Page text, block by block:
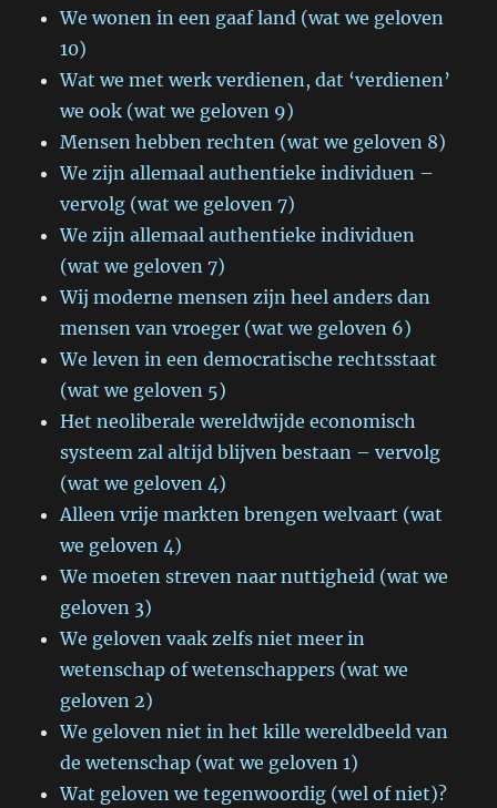
We wonen in een gaaf land (wat we geloven
10)
Wat we met werk verdienen, dat ‘verdienen’
we ook (wat we geloven 9)
Mensen hebben rechten (wat we geloven 8)
We zijn allemaal authentieke individuen –
vervolg (wat we geloven 7)
We zijn allemaal authentieke individuen
(wat we geloven 7)
Wij moderne mensen zijn heel anders dan
mensen van vroeger (wat we geloven 6)
We leven in een democratische rechtsstaat
(wat we geloven 5)
Het neoliberale wereldwijde economisch
systeem zal altijd blijven bestaan – vervolg
(wat we geloven 4)
Alleen vrije markten brengen welvaart (wat
we geloven 4)
We moeten streven naar nuttigheid (wat we
geloven 3)
We geloven vaak zelfs niet meer in
wetenschap of wetenschappers (wat we
geloven 2)
We geloven niet in het kille wereldbeeld van
de wetenschap (wat we geloven 1)
Wat geloven we tegenwoordig (wel of niet)?